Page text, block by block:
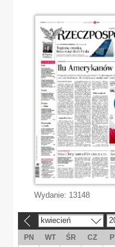
Wydanie: 13148
kwiecień
PN WT ŚR CZ